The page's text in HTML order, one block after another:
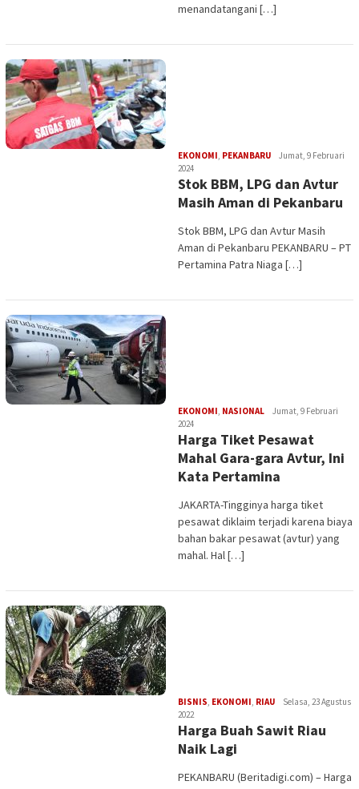
menandatangani […]
EKONOMI, PEKANBARUEdiJumat, 9 Februari
2024
Stok BBM, LPG dan Avtur
Masih Aman di Pekanbaru
Stok BBM, LPG dan Avtur Masih
Aman di Pekanbaru PEKANBARU – PT
Pertamina Patra Niaga […]
EKONOMI, NASIONALEdiJumat, 9 Februari
2024
Harga Tiket Pesawat
Mahal Gara-gara Avtur, Ini
Kata Pertamina
JAKARTA-Tingginya harga tiket
pesawat diklaim terjadi karena biaya
bahan bakar pesawat (avtur) yang
mahal. Hal […]
BISNIS, EKONOMI, RIAUEdiSelasa, 23 Agustus
2022
Harga Buah Sawit Riau
Naik Lagi
PEKANBARU (Beritadigi.com) – Harga